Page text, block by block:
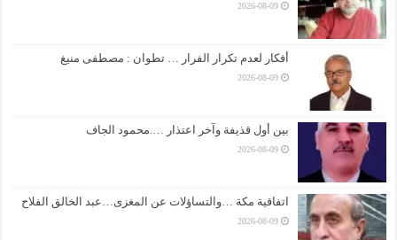
2026-08-09
أفكار لعدم تكرار الفرار … تطوان : مصطفى منيغ
2026-08-09
بين أول قذيفة وآخر اعتذار ….محمود الجاف
2026-08-09
اتفاقية مكة …والتساؤلات عن المغزى…عبد الخالق الفلاح
2026-08-09